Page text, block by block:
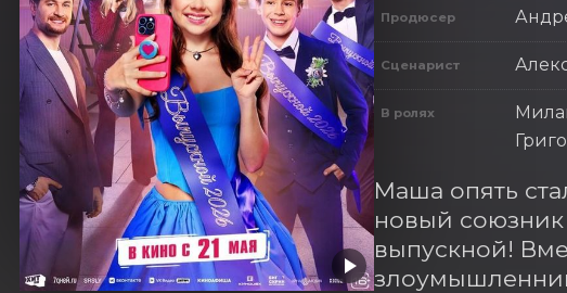
Продюсер
Сценарист
В ролях
Маша опять
новый
выпускной!